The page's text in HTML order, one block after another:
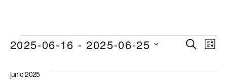
Eventos
de
BUSCAR
de
2025-06-16 - 2025-06-25
la
junio 2025